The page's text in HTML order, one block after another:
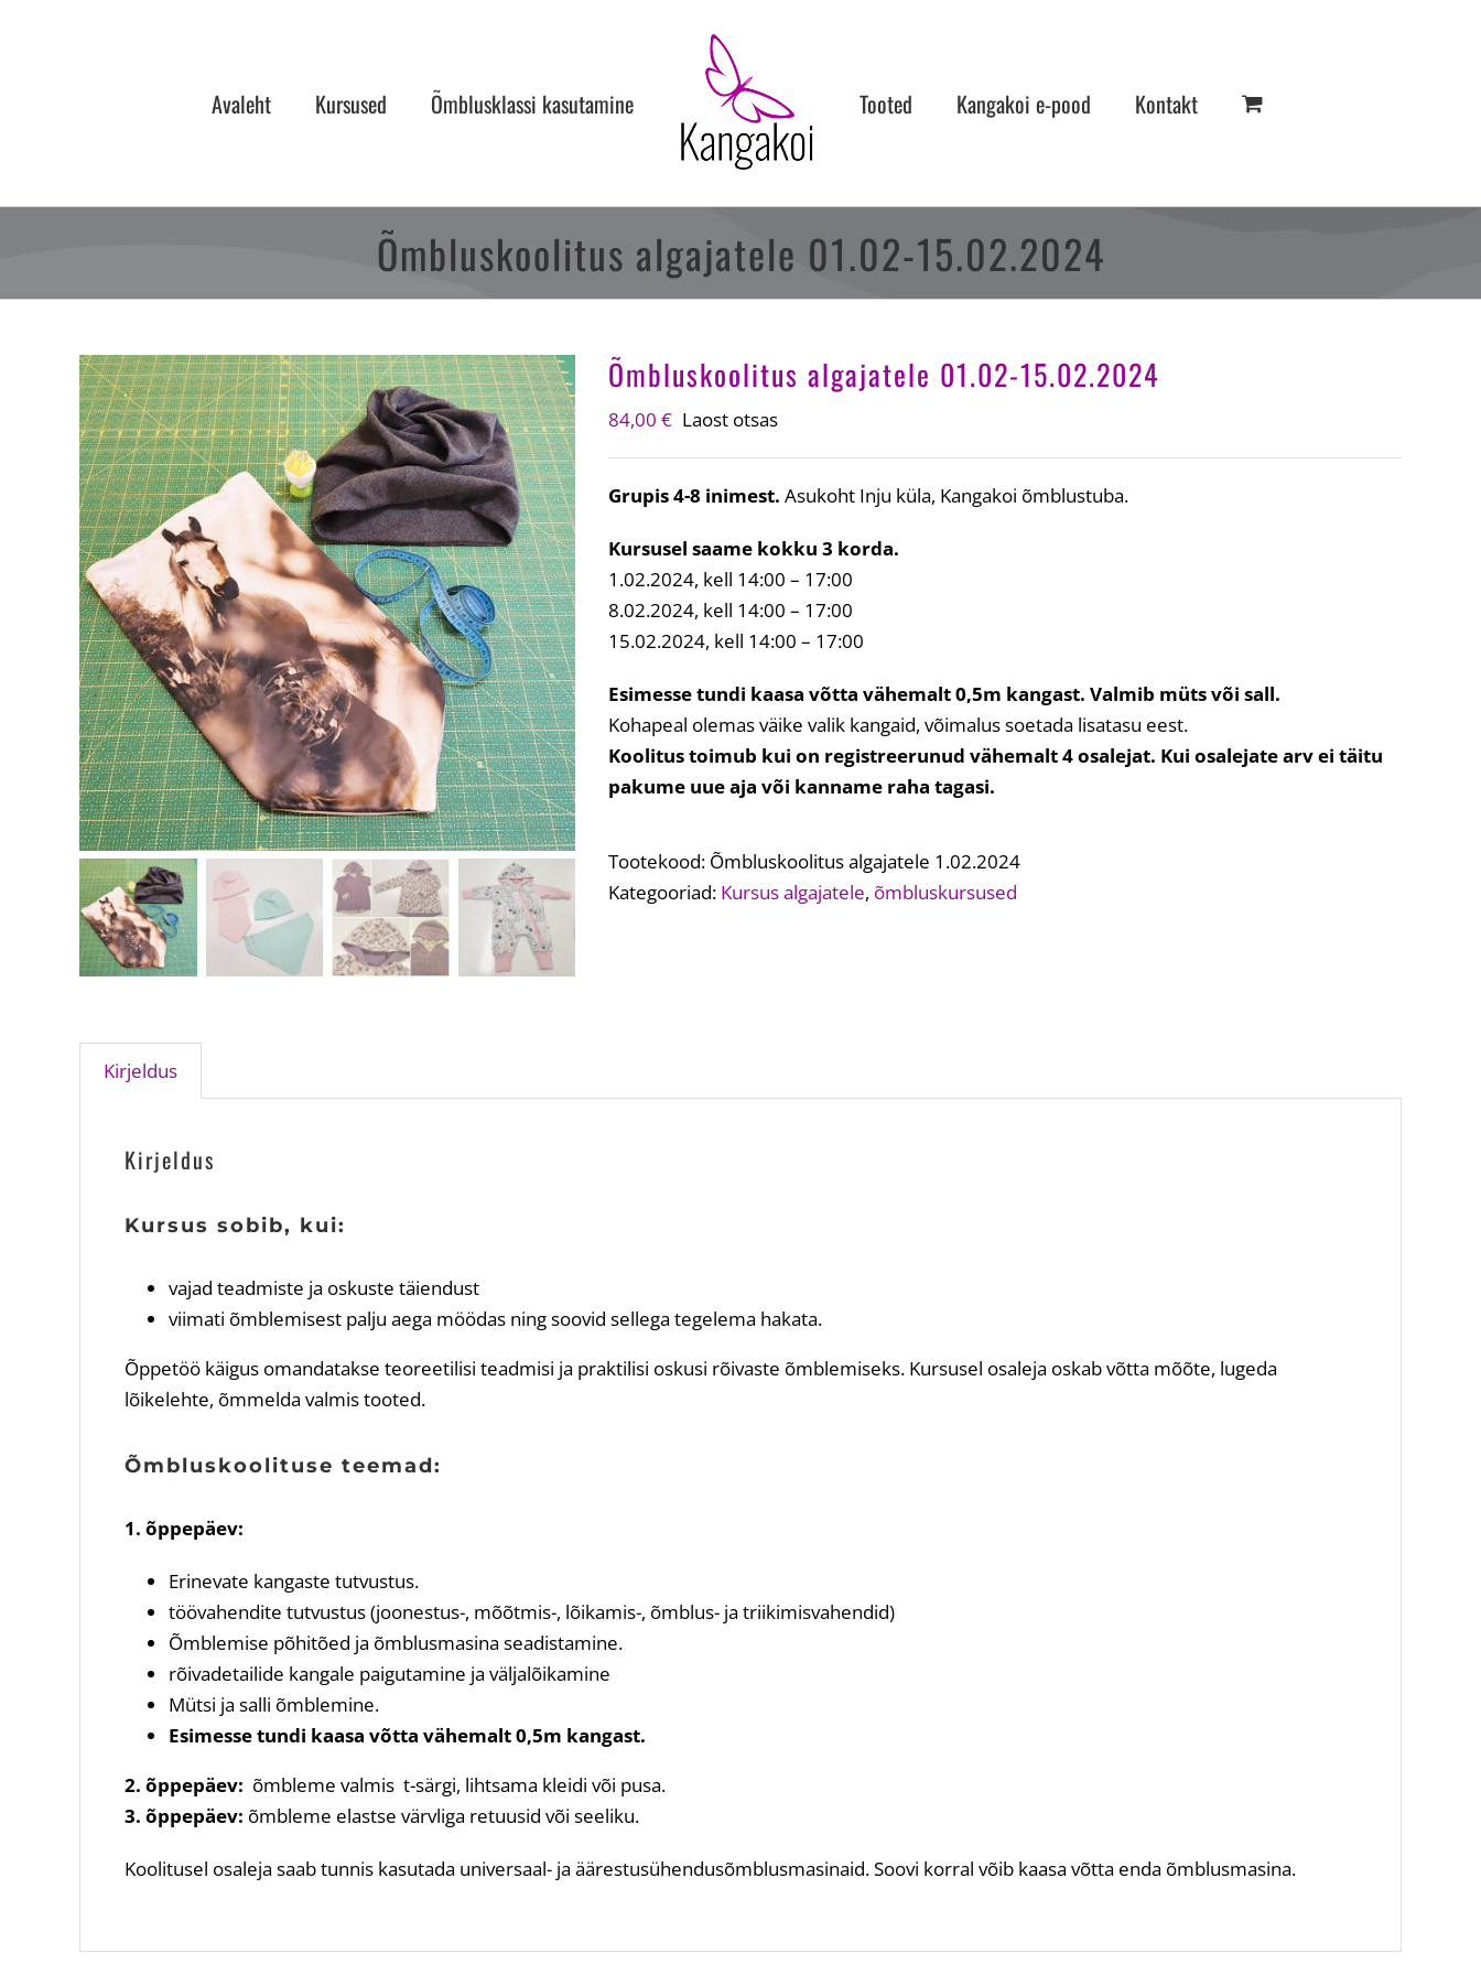
Avaleht Kursused Õmblusklassi kasutamine Tooted Kangakoi e-pood Kontakt
Õmbluskoolitus algajatele 01.02-15.02.2024
Õmbluskoolitus algajatele 01.02-15.02.2024
84,00 € Laost otsas
Grupis 4-8 inimest. Asukoht Inju küla, Kangakoi õmblustuba.
Kursusel saame kokku 3 korda.
1.02.2024, kell 14:00 – 17:00
8.02.2024, kell 14:00 – 17:00
15.02.2024, kell 14:00 – 17:00
Esimesse tundi kaasa võtta vähemalt 0,5m kangast. Valmib müts või sall.
Kohapeal olemas väike valik kangaid, võimalus soetada lisatasu eest.
Koolitus toimub kui on registreerunud vähemalt 4 osalejat. Kui osalejate arv ei täitu
pakume uue aja või kanname raha tagasi.
Tootekood: Õmbluskoolitus algajatele 1.02.2024
Kategooriad: Kursus algajatele, õmbluskursused
Kirjeldus
Kirjeldus
Kursus sobib, kui:
vajad teadmiste ja oskuste täiendust
viimati õmblemisest palju aega möödas ning soovid sellega tegelema hakata.
Õppetöö käigus omandatakse teoreetilisi teadmisi ja praktilisi oskusi rõivaste õmblemiseks. Kursusel osaleja oskab võtta mõõte, lugeda
lõikelehte, õmmelda valmis tooted.
Õmbluskoolituse teemad:
1. õppepäev:
Erinevate kangaste tutvustus.
töövahendite tutvustus (joonestus-, mõõtmis-, lõikamis-, õmblus- ja triikimisvahendid)
Õmblemise põhitõed ja õmblusmasina seadistamine.
rõivadetailide kangale paigutamine ja väljalõikamine
Mütsi ja salli õmblemine.
Esimesse tundi kaasa võtta vähemalt 0,5m kangast.
2. õppepäev: õmbleme valmis t-särgi, lihtsama kleidi või pusa.
3. õppepäev: õmbleme elastse värvliga retuusid või seeliku.
Koolitusel osaleja saab tunnis kasutada universaal- ja äärestusühendusõmblusmasinaid. Soovi korral võib kaasa võtta enda õmblusmasina.